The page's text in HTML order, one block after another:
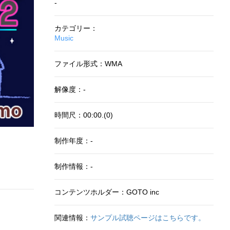
-
カテゴリー：
Music
ファイル形式：WMA
解像度：-
時間尺：00:00.(0)
制作年度：-
制作情報：-
コンテンツホルダー：GOTO inc
関連情報： サンプル試聴ページはこちらです。